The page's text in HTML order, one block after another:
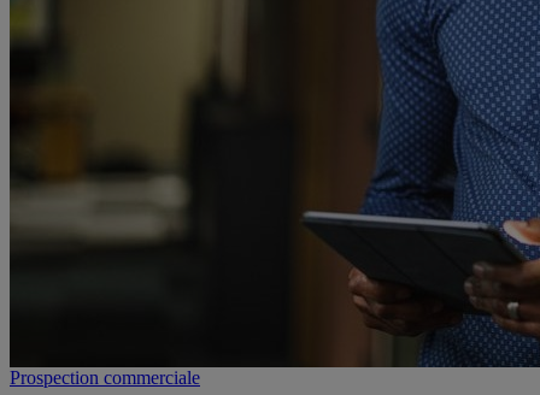
Prospection commerciale